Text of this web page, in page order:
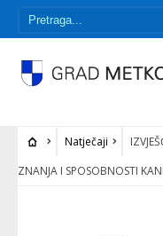
Natječaji
ZNANJA I SPOSOBNOSTI